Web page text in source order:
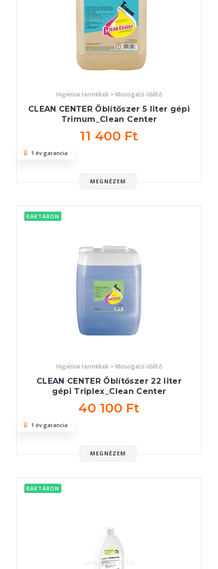
Higiéniai termékek > Mosogató öblítő
CLEAN CENTER Öblítőszer 5 liter gépi
Trimum_Clean Center
11 400 Ft
MEGNÉZEM
1 év garancia
RAKTÁRON
Higiéniai termékek > Mosogató öblítő
CLEAN CENTER Öblítőszer 22 liter
gépi Triplex_Clean Center
40 100 Ft
MEGNÉZEM
1 év garancia
RAKTÁRON